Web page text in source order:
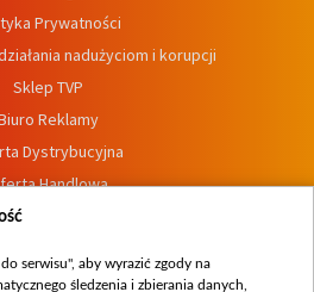
Prywatności
nadużyciom i korupcji
Sklep TVP
Reklamy
Dystrybucyjna
Handlowa
Dostępność
wewnętrznych
serwisu", aby wyrazić zgody na
śledzenia i zbierania danych,